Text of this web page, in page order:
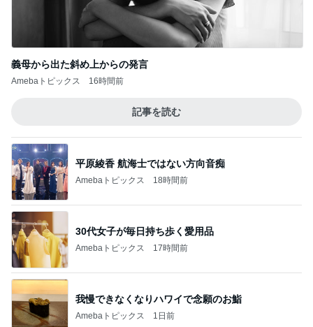
義母から出た斜め上からの発言
Amebaトピックス 16時間前
記事を読む
平原綾香 航海士ではない方向音痴
Amebaトピックス 18時間前
30代女子が毎日持ち歩く愛用品
Amebaトピックス 17時間前
我慢できなくなりハワイで念願のお鮨
Amebaトピックス 1日前